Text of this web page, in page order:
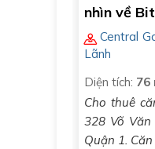
nhìn về
Central
Lãnh
Diện tích: 76
Cho thuê
328 Võ Văn
Quận 1.